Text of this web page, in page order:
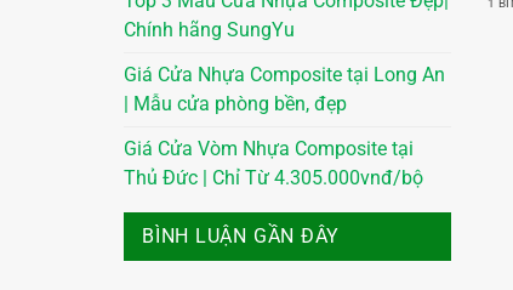
Chính hãng SungYu
Giá Cửa Nhựa Composite tại Long An
| Mẫu cửa phòng bền, đẹp
Giá Cửa Vòm Nhựa Composite tại
Thủ Đức | Chỉ Từ 4.305.000vnđ/bộ
BÌNH LUẬN GẦN ĐÂY
1